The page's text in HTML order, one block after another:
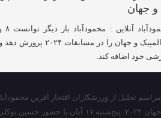
پارالمپیک و جهان را
خود اضافه کند.
مراسم تجلیل از ورزشکاران افتخار آفرین
جهان ۲۰۲۴ پنج‌شنبه ۱۷ آبان با